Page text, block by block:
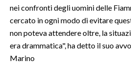
NECROLOGI
PUBBLICITÀ
SPIAGGE
STORE
nei confronti degli uomini delle
cercato in ogni modo di evitare
non poteva attendere oltre, la
era drammatica", ha detto il suo
Marino